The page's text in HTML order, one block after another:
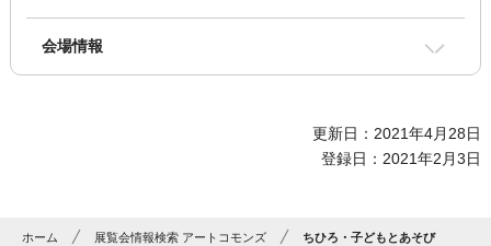
会場情報
更新日：2021年4月28日
登録日：2021年2月3日
ホーム 展覧会情報検索 アートコモンズ ちひろ・子どもとあそび